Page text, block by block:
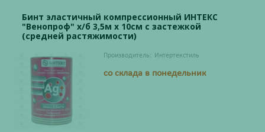
Бинт эластичный компрессионный ИНТЕКС
"Венопроф" х/б 3,5м х 10см с застежкой
(средней растяжимости)
Производитель: Интертекстиль
со склада в понедельник